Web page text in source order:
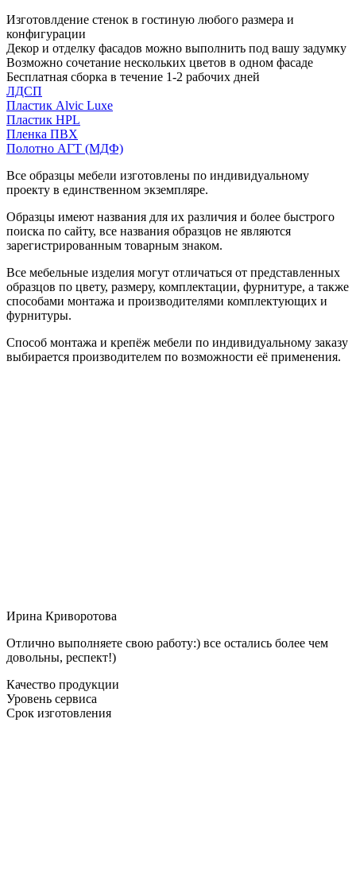
Изготовлдение стенок в гостиную любого размера и
конфигурации
Декор и отделку фасадов можно выполнить под вашу задумку
Возможно сочетание нескольких цветов в одном фасаде
Бесплатная сборка в течение 1-2 рабочих дней
ЛДСП
Пластик Alvic Luxe
Пластик HPL
Пленка ПВХ
Полотно АГТ (МДФ)
Все образцы мебели изготовлены по индивидуальному
проекту в единственном экземпляре.
Образцы имеют названия для их различия и более быстрого
поиска по сайту, все названия образцов не являются
зарегистрированным товарным знаком.
Все мебельные изделия могут отличаться от представленных
образцов по цвету, размеру, комплектации, фурнитуре, а также
способами монтажа и производителями комплектующих и
фурнитуры.
Способ монтажа и крепёж мебели по индивидуальному заказу
выбирается производителем по возможности её применения.
Ирина Криворотова
Отлично выполняете свою работу:) все остались более чем
довольны, респект!)
Качество продукции
Уровень сервиса
Срок изготовления